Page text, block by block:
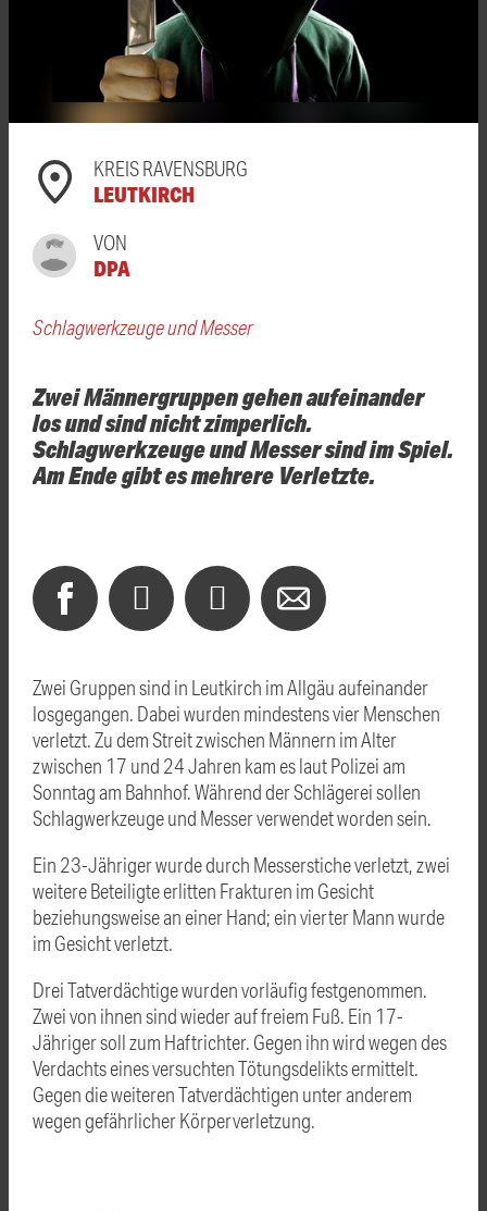
KREIS RAVENSBURG
LEUTKIRCH
VON
DPA
Schlagwerkzeuge und Messer
Zwei Männergruppen gehen aufeinander
los und sind nicht zimperlich.
Schlagwerkzeuge und Messer sind im Spiel.
Am Ende gibt es mehrere Verletzte.
Zwei Gruppen sind in Leutkirch im Allgäu aufeinander
losgegangen. Dabei wurden mindestens vier Menschen
verletzt. Zu dem Streit zwischen Männern im Alter
zwischen 17 und 24 Jahren kam es laut Polizei am
Sonntag am Bahnhof. Während der Schlägerei sollen
Schlagwerkzeuge und Messer verwendet worden sein.
Ein 23-Jähriger wurde durch Messerstiche verletzt, zwei
weitere Beteiligte erlitten Frakturen im Gesicht
beziehungsweise an einer Hand; ein vierter Mann wurde
im Gesicht verletzt.
Drei Tatverdächtige wurden vorläufig festgenommen.
Zwei von ihnen sind wieder auf freiem Fuß. Ein 17-
Jähriger soll zum Haftrichter. Gegen ihn wird wegen des
Verdachts eines versuchten Tötungsdelikts ermittelt.
Gegen die weiteren Tatverdächtigen unter anderem
wegen gefährlicher Körperverletzung.